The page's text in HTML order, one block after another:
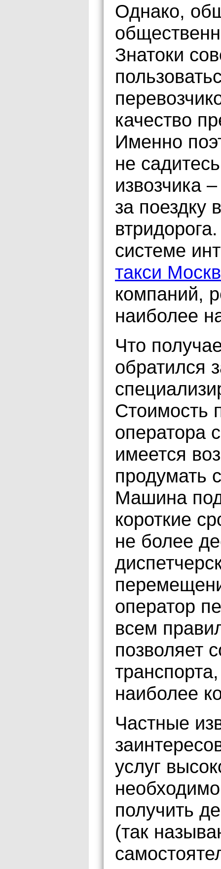
Однако,
Знатоки
качество
Именно
не
извозчика
за поездку
системе
такси
компаний,
наиболее
Что
обратился
Стоимость
оператора
имеется
продумать
Машина
короткие
не более
оператор
всем
позволяет
наиболее
Частные
услуг
получить
(так